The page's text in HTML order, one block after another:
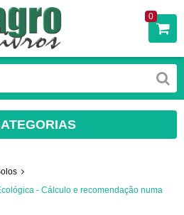
0
- Cálculo e recomendação numa